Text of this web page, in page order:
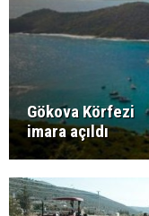
Gökova Körfezi
imara açıldı